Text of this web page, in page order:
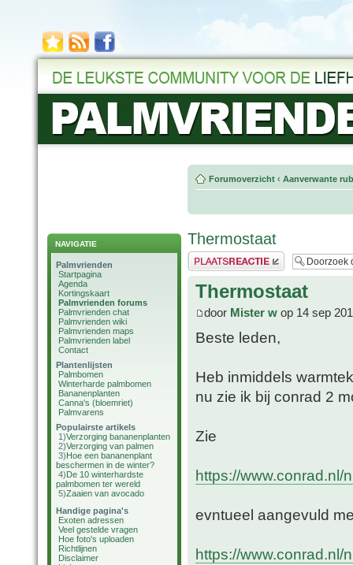
NAVIGATIE
Palmvrienden
Startpagina
Agenda
Kortingskaart
Palmvrienden forums
Palmvrienden chat
Palmvrienden wiki
Palmvrienden maps
Palmvrienden label
Contact
Plantenlijsten
Palmbomen
Winterharde palmbomen
Bananenplanten
Canna's (bloemriet)
Palmvarens
Populairste artikels
1)Verzorging bananenplanten
2)Verzorging van palmen
3)Hoe een bananenplant
beschermen in de winter?
4)De 10 winterhardste
palmbomen ter wereld
5)Zaaien van avocado
Handige pagina's
Exoten adressen
Veel gestelde vragen
Hoe foto's uploaden
Richtlijnen
Disclaimer
Forumoverzicht ‹ Aanverwante
Thermostaat
Plaats een reactie
Thermostaat
door Mister w op 14 sep
Beste leden,
Heb inmiddels
nu zie ik bij conrad 2
Zie
https://www.conrad.nl/
evntueel aangevuld
https://www.conrad.nl/